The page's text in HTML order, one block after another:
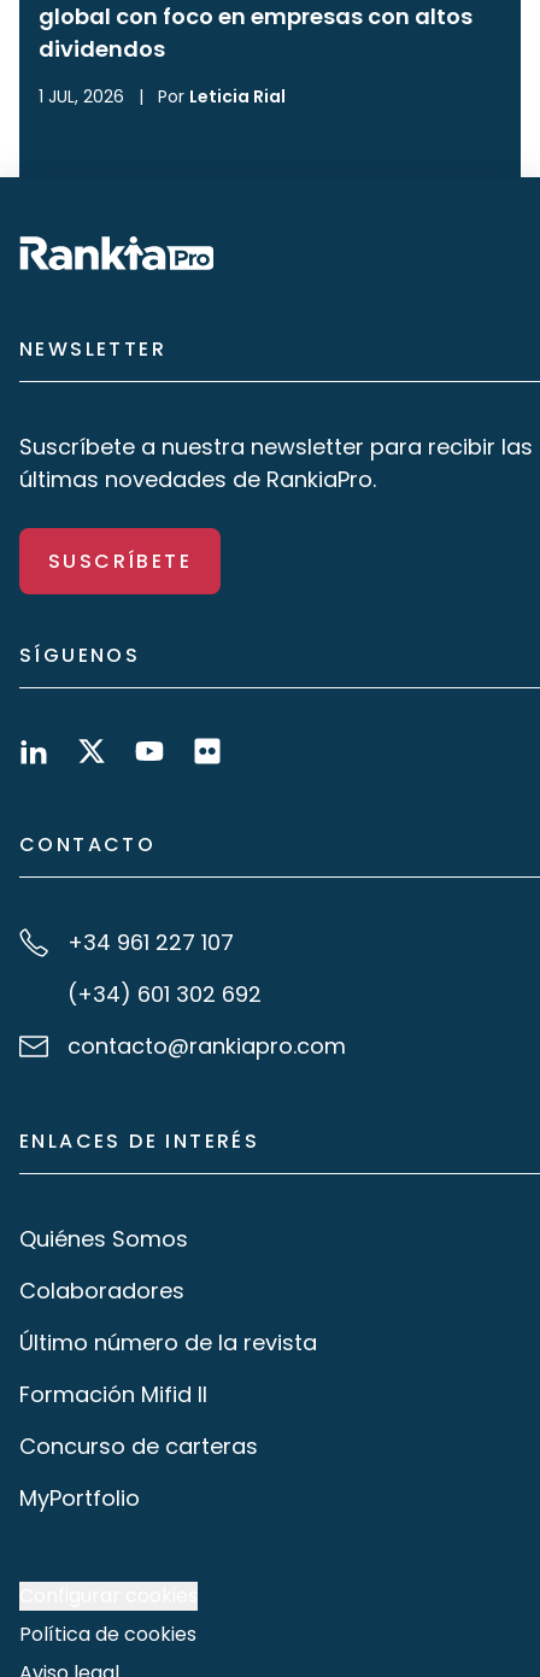
global con foco en empresas con altos
dividendos
1 JUL, 2026 | Por Leticia Rial
NEWSLETTER
Suscríbete a nuestra newsletter para recibir las
últimas novedades de RankiaPro.
SUSCRÍBETE
SÍGUENOS
CONTACTO
+34 961 227 107
(+34) 601 302 692
contacto@rankiapro.com
ENLACES DE INTERÉS
Quiénes Somos
Colaboradores
Último número de la revista
Formación Mifid II
Concurso de carteras
MyPortfolio
Política de cookies